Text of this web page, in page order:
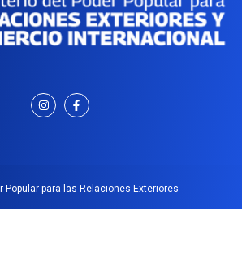
Popular para las Relaciones Exteriores